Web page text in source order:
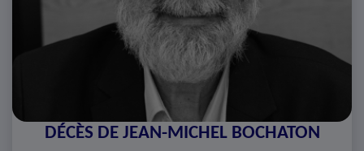
DÉCÈS DE JEAN-MICHEL BOCHATON